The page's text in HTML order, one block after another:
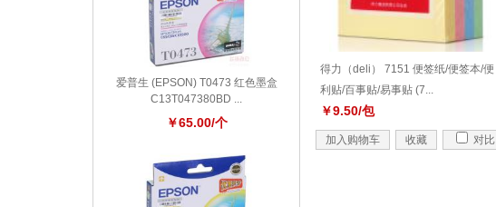
爱普生 (EPSON) T0473 红色墨盒
C13T047380BD ...
￥65.00/个
得力（deli） 7151 便签纸/便签本/便
利贴/百事贴/易事贴 (7...
￥9.50/包
加入购物车 收藏 对比